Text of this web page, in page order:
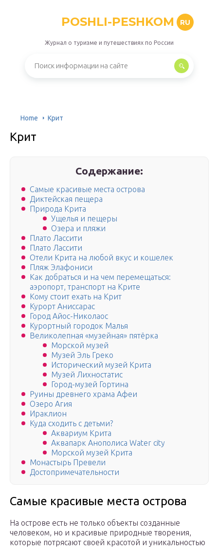
POSHLI-PESHKOM RU
Журнал о туризме и путешествиях по России
Home Крит
Крит
Содержание:
Самые красивые места острова
Диктейская пещера
Природа Крита
Ущелья и пещеры
Озера и пляжи
Плато Лассити
Плато Лассити
Отели Крита на любой вкус и кошелек
Пляж Элафониси
Как добраться и на чем перемещаться:
аэропорт, транспорт на Крите
Кому стоит ехать на Крит
Курорт Аниссарас
Город Айос-Николаос
Курортный городок Малья
Великолепная «музейная» пятёрка
Морской музей
Музей Эль Греко
Исторический музей Крита
Музей Лихностатис
Город-музей Гортина
Руины древнего храма Афеи
Озеро Агия
Ираклион
Куда сходить с детьми?
Аквариум Крита
Аквапарк Анополиса Water city
Морской музей Крита
Монастырь Превели
Достопримечательности
Самые красивые места острова
На острове есть не только объекты созданные
человеком, но и красивые природные творения,
которые потрясают своей красотой и уникальностью